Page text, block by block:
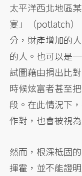
太平洋西北地區
宴」（potlatch）
分，財產增加的
的人。也可以是
試圖藉由捐出比
時候炫富者甚至
段。在此情況下
作對，也會被視
然而，根深柢固
揮霍，並不能證